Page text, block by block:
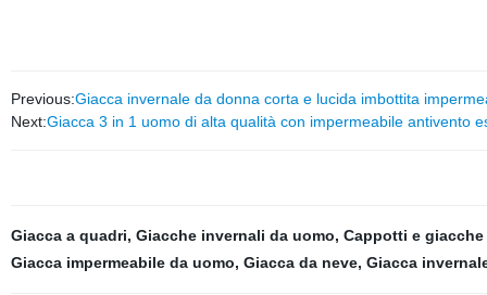
Previous:Giacca invernale da donna corta e lucida imbottita
Next:Giacca 3 in 1 uomo di alta qualità con impermeabile antivento
Giacca a quadri, Giacche invernali da uomo, Cappotti e
Giacca impermeabile da uomo, Giacca da neve, Giacca